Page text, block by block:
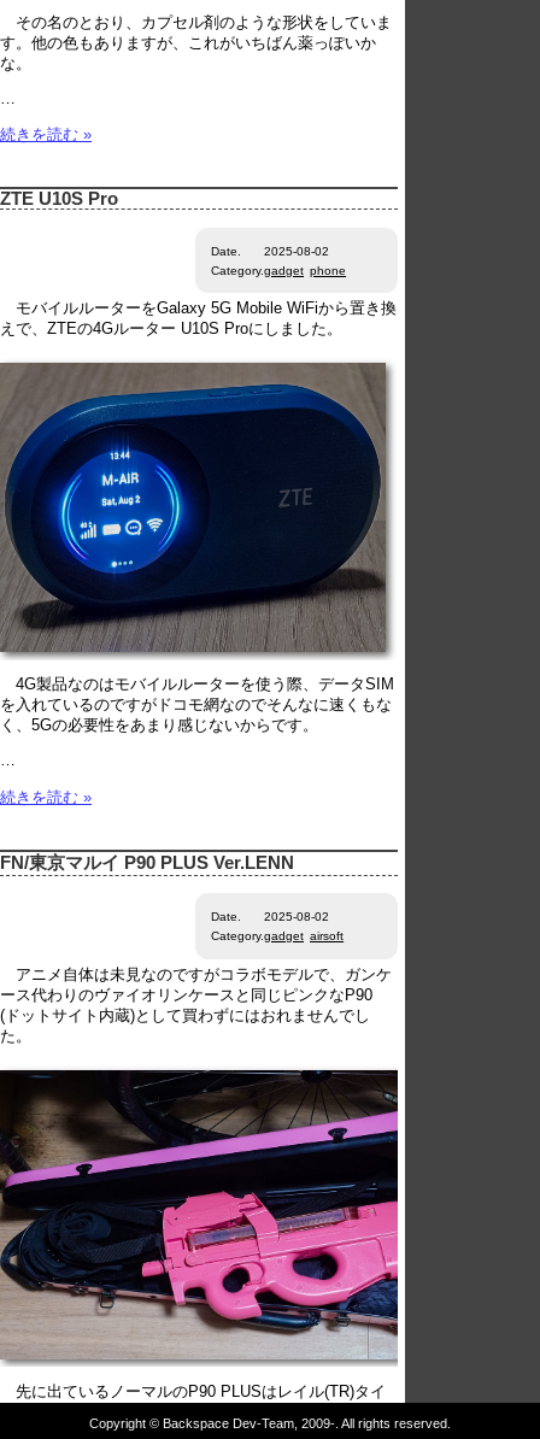
その名のとおり、カプセル剤のような形状をしていま
す。他の色もありますが、これがいちばん薬っぽいか
な。
続きを読む »
ZTE U10S Pro
Date.
2025-08-02
Category.gadget phone
モバイルルーターをGalaxy 5G Mobile WiFiから置き換
えで、ZTEの4Gルーター U10S Proにしました。
4G製品なのはモバイルルーターを使う際、データSIM
を入れているのですがドコモ網なのでそんなに速くもな
く、5Gの必要性をあまり感じないからです。
…
続きを読む »
FN/東京マルイ P90 PLUS Ver.LENN
Date.
2025-08-02
Category.gadget airsoft
アニメ自体は未見なのですがコラボモデルで、ガンケ
ース代わりのヴァイオリンケースと同じピンクなP90
(ドットサイト内蔵)として買わずにはおれませんでし
た。
先に出ているノーマルのP90 PLUSはレイル(TR)タイ
て、でもドットサイトのサイドには小さなレールが付い
Copyright © Backspace Dev-Team, 2009-. All rights reserved.